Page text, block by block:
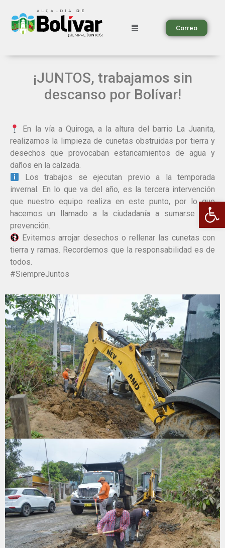
Correo
¡JUNTOS, trabajamos sin
descanso por Bolívar!
En la vía a Quiroga, a la altura del barrio La Juanita,
realizamos la limpieza de cunetas obstruidas por tierra y
desechos que provocaban estancamientos de agua y
daños en la calzada.
Los trabajos se ejecutan previo a la temporada
invernal. En lo que va del año, es la tercera intervención
que nuestro equipo realiza en este punto, por lo que
hacemos un llamado a la ciudadanía a sumarse a la
prevención.
Evitemos arrojar desechos o rellenar las cunetas con
tierra y ramas. Recordemos que la responsabilidad es de
todos.
#SiempreJuntos